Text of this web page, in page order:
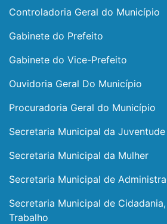
Controladoria Geral do Município
Gabinete do Prefeito
Gabinete do Vice-Prefeito
Ouvidoria Geral Do Município
Procuradoria Geral do Município
Secretaria Municipal da Juventude
Secretaria Municipal da Mulher
Secretaria Municipal de
Secretaria Municipal de
Trabalho